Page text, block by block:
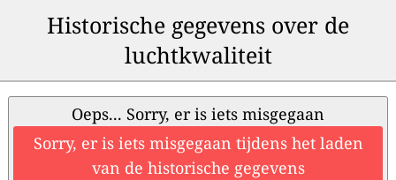
Historische gegevens over de
luchtkwaliteit
Oeps... Sorry, er is iets misgegaan
Sorry, er is iets misgegaan tijdens het laden
van de historische gegevens